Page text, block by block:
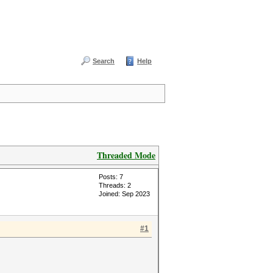
Search Help
Threaded Mode
Posts: 7
Threads: 2
Joined: Sep 2023
#1